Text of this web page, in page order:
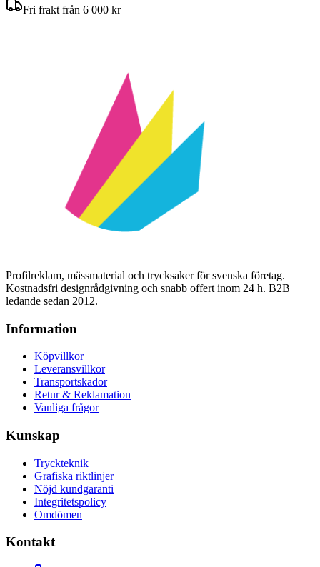
Fri frakt från 6 000 kr
Profilreklam, mässmaterial och trycksaker för svenska företag.
Kostnadsfri designrådgivning och snabb offert inom 24 h. B2B
ledande sedan 2012.
Information
Köpvillkor
Leveransvillkor
Transportskador
Retur & Reklamation
Vanliga frågor
Kunskap
Tryckteknik
Grafiska riktlinjer
Nöjd kundgaranti
Integritetspolicy
Omdömen
Kontakt